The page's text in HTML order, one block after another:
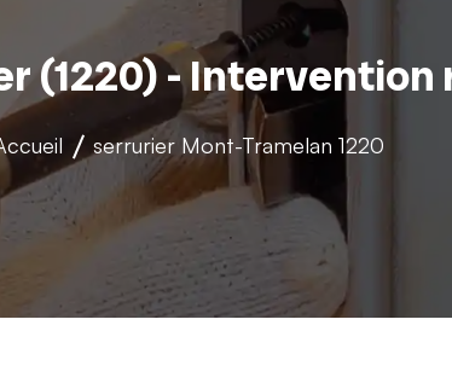
(1220) - Intervention
serrurier Mont-Tramelan 1220